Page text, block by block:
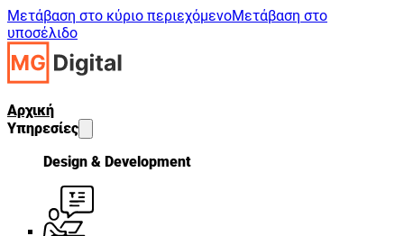
Μετάβαση στο κύριο περιεχόμενοΜετάβαση στο
υποσέλιδο
Αρχική
Υπηρεσίες
Design & Development